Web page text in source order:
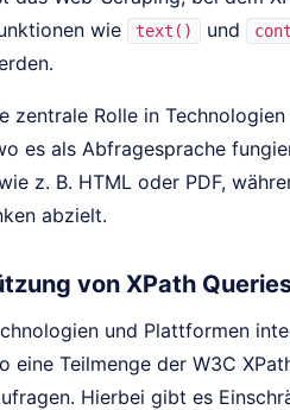
wie
text() und
zentrale Rolle in
es als Abfragesprache
z. B. HTML oder PDF,
abzielt.
von XPath
und Plattformen
eine Teilmenge der W3C
Hierbei gibt es